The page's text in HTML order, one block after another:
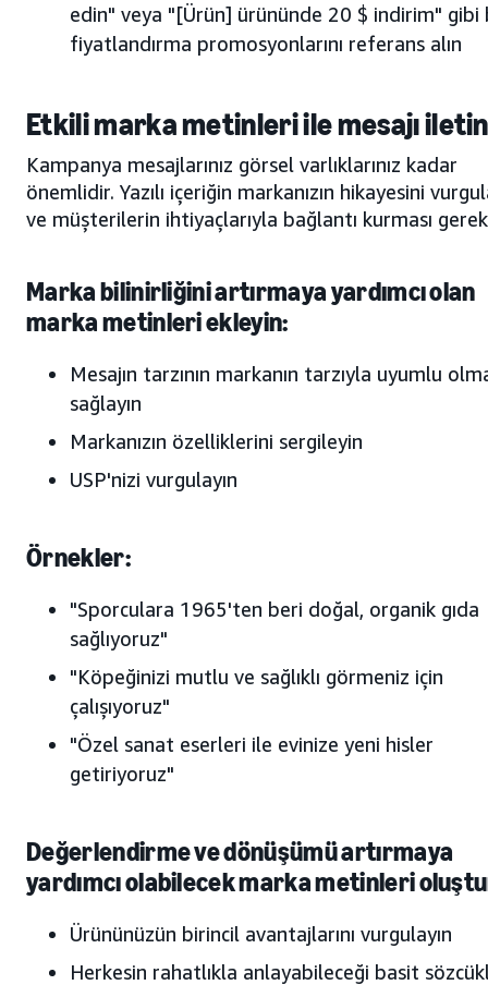
edin" veya "[Ürün] ürününde 20 $ indirim" gibi
fiyatlandırma promosyonlarını referans alın
Etkili marka metinleri ile mesajı iletin
Kampanya mesajlarınız görsel varlıklarınız kadar
önemlidir. Yazılı içeriğin markanızın hikayesini
ve müşterilerin ihtiyaçlarıyla bağlantı kurması
Marka bilinirliğini artırmaya yardımcı olan
marka metinleri ekleyin:
Mesajın tarzının markanın tarzıyla uyumlu
sağlayın
Markanızın özelliklerini sergileyin
USP'nizi vurgulayın
Örnekler:
"Sporculara 1965'ten beri doğal, organik gıda
sağlıyoruz"
"Köpeğinizi mutlu ve sağlıklı görmeniz için
çalışıyoruz"
"Özel sanat eserleri ile evinize yeni hisler
getiriyoruz"
Değerlendirme ve dönüşümü artırmaya
yardımcı olabilecek marka metinleri
Ürününüzün birincil avantajlarını vurgulayın
Herkesin rahatlıkla anlayabileceği basit